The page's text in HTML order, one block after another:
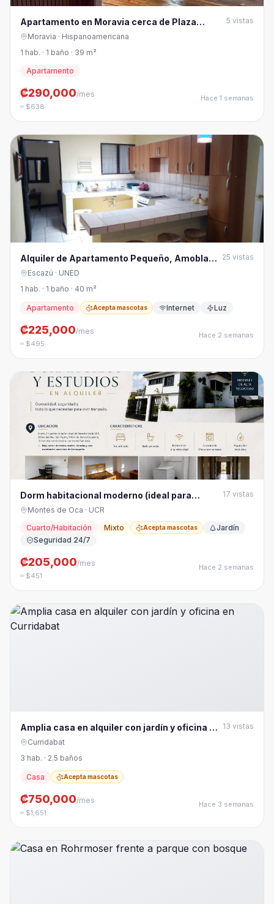
Apartamento en Moravia cerca de Plaza
Lincold
5 vistas
Moravia · Hispanoamericana
1 hab. · 1 baño · 39 m²
Apartamento
₡290,000/mes
≈ $638
Hace 1 semanas
Alquiler de Apartamento Pequeño, Amoblado
y TODOS los servic
25 vistas
Escazú · UNED
1 hab. · 1 baño · 40 m²
Apartamento Acepta mascotas Internet Luz
₡225,000/mes
≈ $495
Hace 2 semanas
Dorm habitacional moderno (ideal para
estudiantes o jóvenes
17 vistas
Montes de Oca · UCR
Cuarto/Habitación
Mixto Acepta mascotas
Jardín
Seguridad 24/7
₡205,000/mes
≈ $451
Hace 2 semanas
Amplia casa en alquiler con jardín y oficina en
Curridabat
13 vistas
Curridabat
3 hab. · 2.5 baños
Casa Acepta mascotas
₡750,000/mes
≈ $1,651
Hace 3 semanas